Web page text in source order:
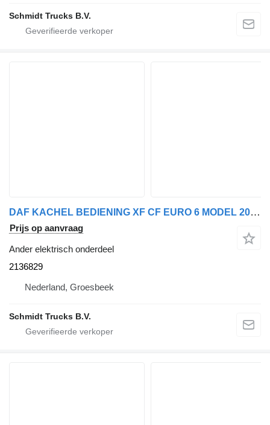
Schmidt Trucks B.V.
DAF KACHEL BEDIENING XF CF EURO 6 MODEL 2021 2136829 voor vrachtwagen
Prijs op aanvraag
Ander elektrisch onderdeel
2136829
Nederland, Groesbeek
Schmidt Trucks B.V.